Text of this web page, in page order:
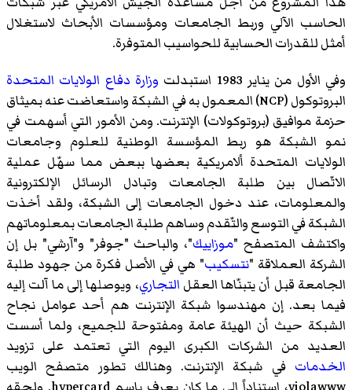
الحاسب الآلي وربط الجامعات ومؤسسات الأبحاث لاستغلال
أمثل للقدرات الحسابية للحواسيب المتوفرة.
وفي الأول من يناير 1983 استبدلت
وزارة دفاع الولايات المتحدة
البروتوكول (NCP) المعمول به في الشبكة واستعاضت عنه بميثاق
حزمة موافيق (بروتوكولات) الإنترنت. ومن الأمور التي أسهمت في
نمو الشبكة هو ربط المؤسسة الوطنية للعلوم وجامعات
الولايات المتحدة ألامريكية بعضها ببعض مما سهّل عملية
الاتّصال بين طلبة الجامعات وتبادل الرسائل الإلكترونية
والمعلومات، عند دخول الجامعات إلى الشبكة، ولقد أخذت
الشبكة في التوسع والتّقدم وساهم طلبة الجامعات بمعلوماتهم
واكتشف المتصفح "موزاييك"، والباحث "جوفر" و"آرشي" بل إن
الشركة العملاقة "نتسكيب" هي في الأصل فكرة من جهود طلبة
الجامعة قبل أن يتبنّاها العقل التجاري، ويوصلها إلى ما آلت إليه
فيما بعد. إن مهندسوا شبكة الإنترنت هم أحد عوامل نجاح
الشبكة حيث أن الهيئة عامة ومفتوحة للجميع، ولما أسست
العديد من الشركات الكبرى اليوم التي تعتمد على تزويد
الخدمات في شبكة الإنترنت. وهنالك تطور متصفح الويب